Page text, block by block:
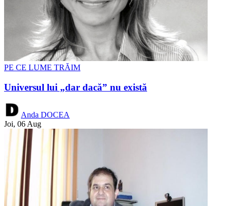
PE CE LUME TRĂIM
Universul lui „dar dacă” nu există
Anda DOCEA
Joi, 06 Aug